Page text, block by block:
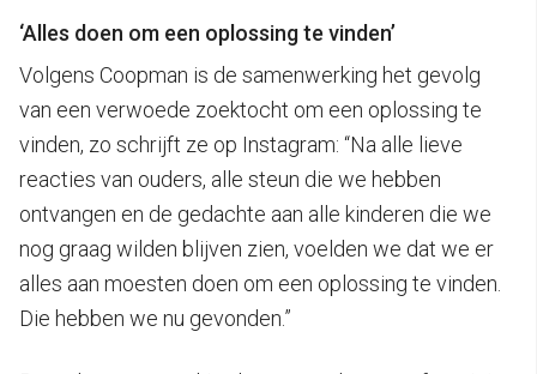
‘Alles doen om een oplossing te vinden’
Volgens Coopman is de samenwerking het gevolg
van een verwoede zoektocht om een oplossing te
vinden, zo schrijft ze op Instagram: “Na alle lieve
reacties van ouders, alle steun die we hebben
ontvangen en de gedachte aan alle kinderen die we
nog graag wilden blijven zien, voelden we dat we er
alles aan moesten doen om een oplossing te vinden.
Die hebben we nu gevonden.”